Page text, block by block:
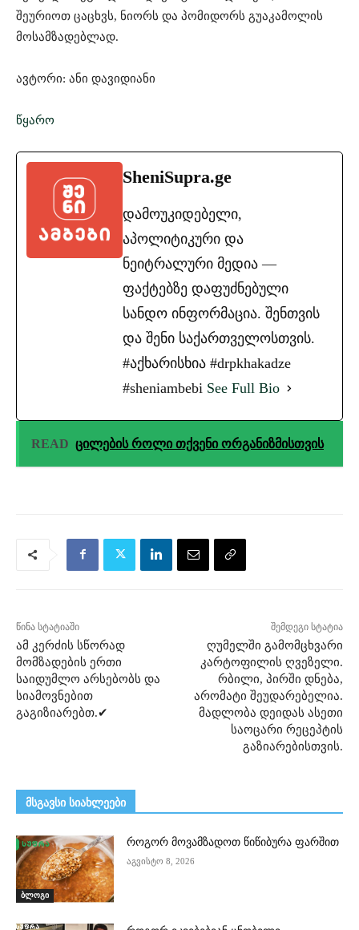
შეურიოთ ცაცხვს, ნიორს და პომიდორს გუაკამოლის
მოსამზადებლად.
ავტორი: ანი დავიდიანი
წყარო
SheniSupra.ge
დამოუკიდებელი,
აპოლიტიკური და
ნეიტრალური მედია —
ფაქტებზე დაფუძნებული
სანდო ინფორმაცია. შენთვის
და შენი საქართველოსთვის.
#აქხარისხია #drpkhakadze
#sheniambebi See Full Bio
READ ცილების როლი თქვენი ორგანიზმისთვის
წინა სტატიაში
ამ კერძის სწორად
მომზადების ერთი
საიდუმლო არსებობს და
სიამოვნებით
გაგიზიარებთ.✔
შემდეგი სტატია
ღუმელში გამომცხვარი
კარტოფილის ღვეზელი.
რბილი, პირში დნება,
არომატი შეუდარებელია.
მადლობა დეიდას ასეთი
საოცარი რეცეპტის
გაზიარებისთვის.
მსგავსი სიახლეები
ბლოგი
როგორ მოვამზადოთ წიწიბურა ფარშით
აგვისტო 8, 2026